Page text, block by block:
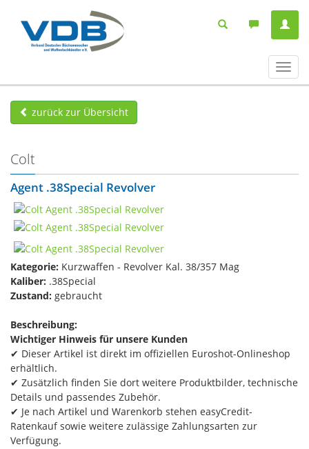
ein-/
zurück zur Übersicht
Colt
Agent​ .38Special Revolver
Kategorie: Kurzwaffen - Revolver Kal. 38/357 Mag
Kaliber: .38Special
Zustand: gebraucht
Beschreibung:
Wichtiger Hinweis für unsere Kunden
✔ Dieser Artikel ist direkt im offiziellen Euroshot-Onlineshop
erhältlich.
✔ Zusätzlich finden Sie dort weitere Produktbilder, technische
Details und passendes Zubehör.
✔ Je nach Artikel und Warenkorb stehen easyCredit-
Ratenkauf sowie weitere zulässige Zahlungsarten zur
Verfügung.